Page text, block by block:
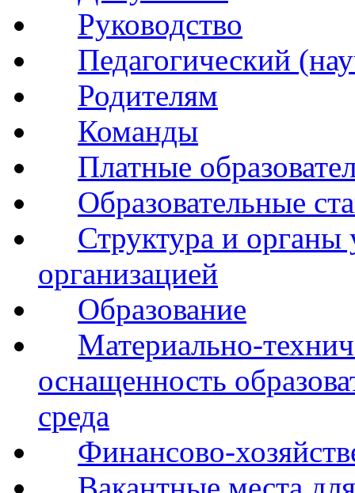
Руководство
Педагогический
Родителям
Команды
Платные
Образовательные
Структура и органы
организацией
Образование
Материально-
оснащенность
среда
Финансово-